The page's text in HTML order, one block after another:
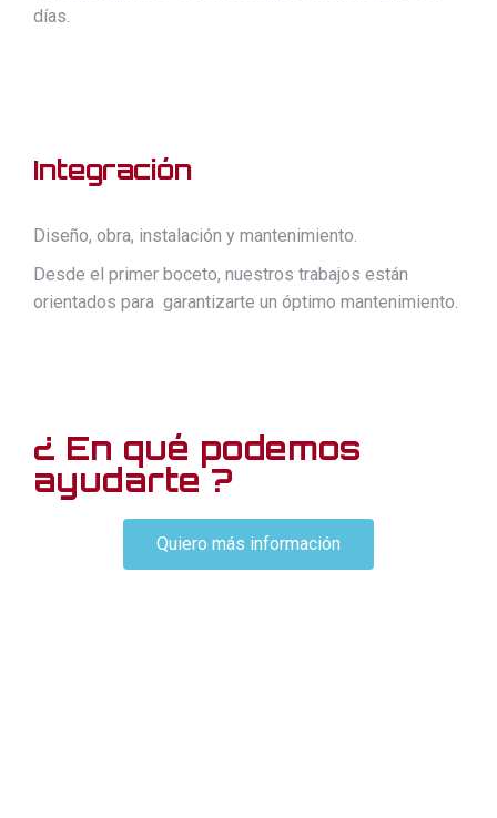
días.
Integración
Diseño, obra, instalación y mantenimiento.
Desde el primer boceto, nuestros trabajos están
orientados para garantizarte un óptimo mantenimiento.
¿ En qué podemos
ayudarte ?
Quiero más información